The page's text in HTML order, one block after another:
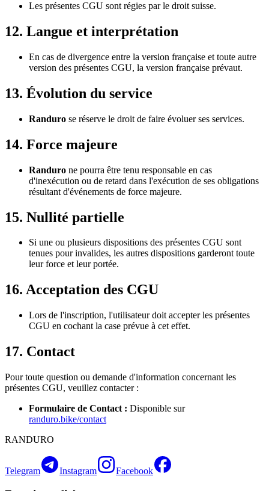
Les présentes CGU sont régies par le droit suisse.
12. Langue et interprétation
En cas de divergence entre la version française et toute autre
version des présentes CGU, la version française prévaut.
13. Évolution du service
Randuro se réserve le droit de faire évoluer ses services.
14. Force majeure
Randuro ne pourra être tenu responsable en cas
d'inexécution ou de retard dans l'exécution de ses obligations
résultant d'événements de force majeure.
15. Nullité partielle
Si une ou plusieurs dispositions des présentes CGU sont
tenues pour invalides, les autres dispositions garderont toute
leur force et leur portée.
16. Acceptation des CGU
Lors de l'inscription, l'utilisateur doit accepter les présentes
CGU en cochant la case prévue à cet effet.
17. Contact
Pour toute question ou demande d'information concernant les
présentes CGU, veuillez contacter :
Formulaire de Contact : Disponible sur
randuro.bike/contact
RANDURO
Telegram Instagram Facebook